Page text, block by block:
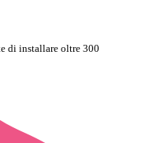
di installare oltre 300